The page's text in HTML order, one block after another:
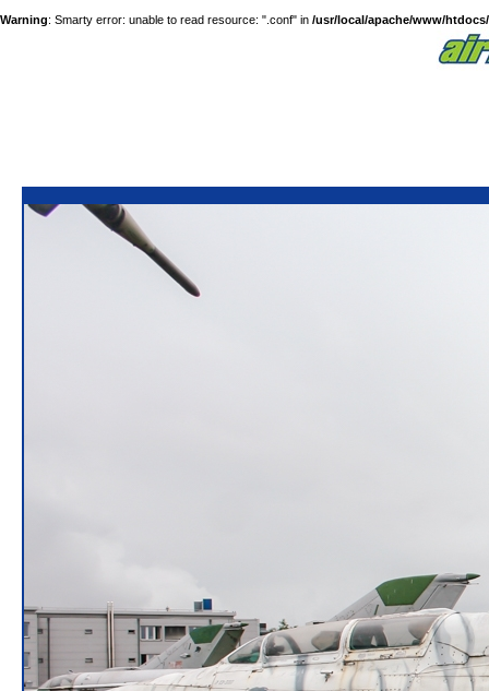
Warning: Smarty error: unable to read resource: ".conf" in /usr/local/apache/www/